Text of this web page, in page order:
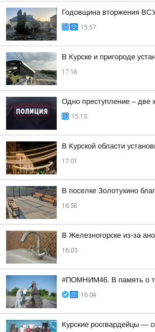
Годовщина вторжения
15:57
В Курске и пригороде
17:18
Одно преступление – две
15:13
В Курской области
17:01
В поселке Золотухино
16:58
В Железногорске из-за
16:03
#ПОМНИМ46. В память о
16:04
Курские росгвардейцы —